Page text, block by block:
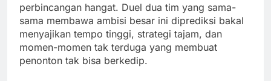
perbincangan hangat. Duel dua tim yang sama-
sama membawa ambisi besar ini diprediksi bakal
menyajikan tempo tinggi, strategi tajam, dan
momen-momen tak terduga yang membuat
penonton tak bisa berkedip.